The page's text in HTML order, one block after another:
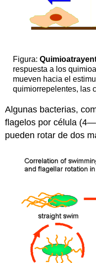
Figura:
respuesta a los
mueven hacia el
quimiorrepelentes, las
Algunas bacterias,
flagelos por célula
pueden rotar de dos